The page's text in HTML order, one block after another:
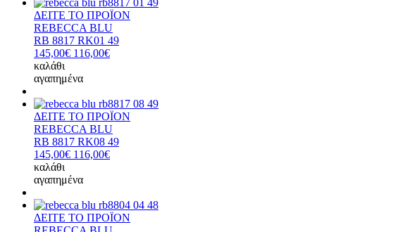
ΔΕΙΤΕ ΤΟ ΠΡΟΪΟΝ
REBECCA BLU
RB 8817 RK01 49
145,00€ 116,00€
καλάθι
αγαπημένα
ΔΕΙΤΕ ΤΟ ΠΡΟΪΟΝ
REBECCA BLU
RB 8817 RK08 49
145,00€ 116,00€
καλάθι
αγαπημένα
ΔΕΙΤΕ ΤΟ ΠΡΟΪΟΝ